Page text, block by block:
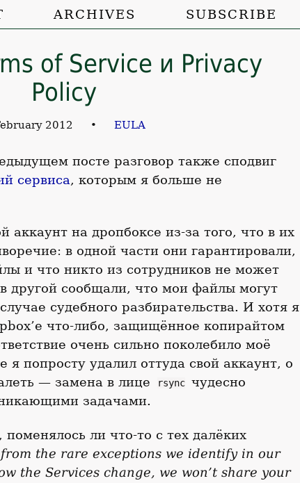
ARCHIVES SUBSCRIBE
of Service и Privacy
Policy
2012 • EULA
посте разговор также сподвиг
сервиса, которым я больше не
аккаунт на дропбоксе из-за того, что в их
в одной части они гарантировали,
и что никто из сотрудников не может
другой сообщали, что мои файлы могут
судебного разбирательства. И хотя я
что-либо, защищённое копирайтом
очень сильно поколебило моё
я попросту удалил оттуда свой аккаунт, о
— замена в лице
rsync чудесно
задачами.
ли что-то с тех далёких
from the rare exceptions we identify in our
the Services change, we won’t share your